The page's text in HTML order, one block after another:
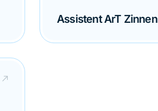
Assistent ArT Zinnen